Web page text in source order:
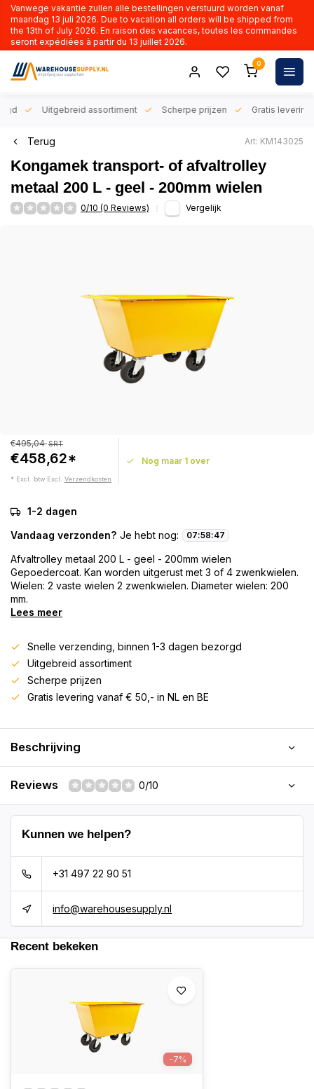
Vanwege vakantie zullen alle bestellingen verstuurd worden vanaf
maandag 13 juli 2026. Due to vacation all orders will be shipped from
the 13th of July 2026. En raison des vacances, toutes les commandes
seront expédiées à partir du 13 juillet 2026.
0
Uitgebreid assortiment Scherpe prijzen Gratis levering
Terug Art: KM143025
Kongamek transport- of afvaltrolley
metaal 200 L - geel - 200mm wielen
0/10 (0 Reviews) Vergelijk
€495,04SRT
€458,62*
* Excl. btw Excl. Verzendkosten
Nog maar 1 over
1-2 dagen
Vandaag verzonden? Je hebt nog: 07:58:47
Afvaltrolley metaal 200 L - geel - 200mm wielen
Gepoedercoat. Kan worden uitgerust met 3 of 4 zwenkwielen.
Wielen: 2 vaste wielen 2 zwenkwielen. Diameter wielen: 200
mm.
Lees meer
Snelle verzending, binnen 1-3 dagen bezorgd
Uitgebreid assortiment
Scherpe prijzen
Gratis levering vanaf € 50,- in NL en BE
Beschrijving
Reviews 0/10
Kunnen we helpen?
+31 497 22 90 51
info@warehousesupply.nl
Recent bekeken
-7%